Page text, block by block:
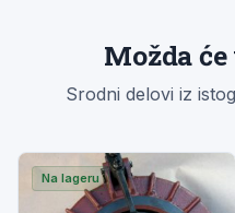
Možda
Srodni delovi iz
Na lageru